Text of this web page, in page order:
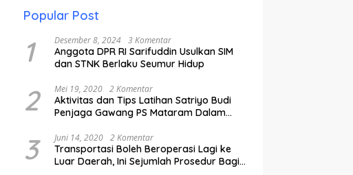
Popular Post
1 Desember 8, 2024 3 Komentar
Anggota DPR RI Sarifuddin Usulkan SIM
dan STNK Berlaku Seumur Hidup
2 Mei 19, 2020 2 Komentar
Aktivitas dan Tips Latihan Satriyo Budi
Penjaga Gawang PS Mataram Dalam
3 Juni 14, 2020 2 Komentar
Transportasi Boleh Beroperasi Lagi ke
Luar Daerah, Ini Sejumlah Prosedur Bagi